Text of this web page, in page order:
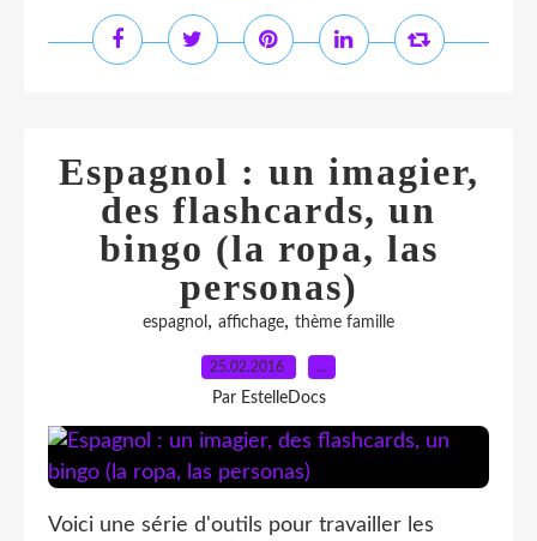
Espagnol : un imagier,
des flashcards, un
bingo (la ropa, las
personas)
espagnol , affichage, thème famille
25.02.2016 …
Par EstelleDocs
Voici une série d'outils pour travailler les